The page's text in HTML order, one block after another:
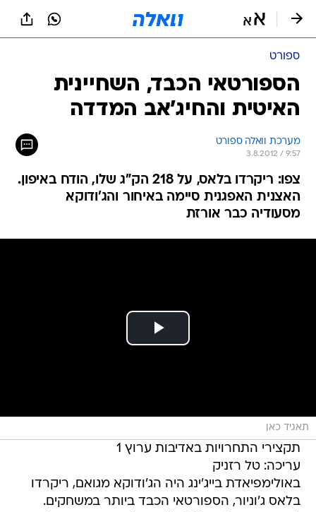
ספורט
הספורטאי הכבד, השחיינית
האיטית והחיג'אב המדדה
מערכת וואלה ספורט
3.8.2012 / 9:57
צפו: ריקרדו בלאס, על 218 הק"ג שלו, הודח באיפון.
האצנית האפגנית סיימה באיחור והג'ודוקא
מסעודיה כבר אורזת
תאגיד כאן
תקצירי התחרויות באדיבות ערוץ 1
עריכה: טל רזניק
באולימפיאדת בייג'ינג היה הג'ודוקא מגואם, ריקרדו
בלאס ג'וניור, הספורטאי הכבד ביותר במשחקים.